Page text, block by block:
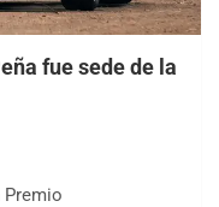
fue sede de la
Premio